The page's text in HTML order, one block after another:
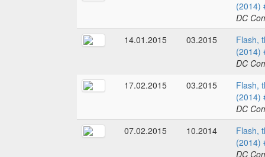
(2014)
DC
14.01.2015
03.2015
Flash,
(2014)
DC
17.02.2015
03.2015
Flash,
(2014)
DC
07.02.2015
10.2014
Flash,
(2014)
DC